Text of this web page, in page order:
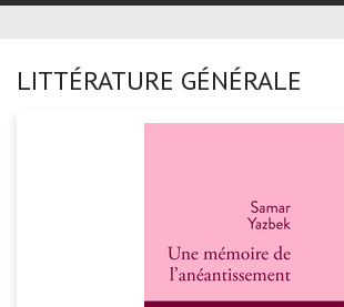
LITTÉRATURE GÉNÉRALE